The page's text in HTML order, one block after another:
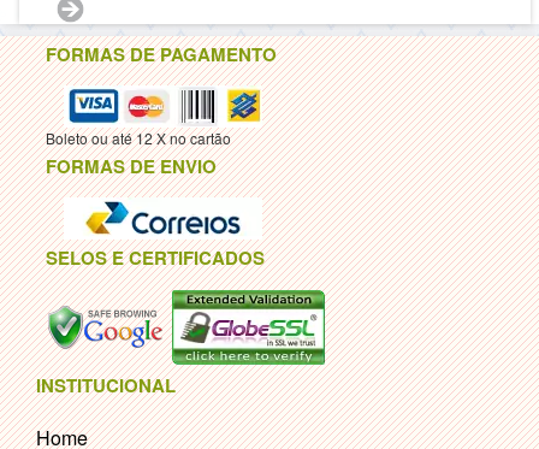
FORMAS DE PAGAMENTO
Boleto ou até 12 X no cartão
FORMAS DE ENVIO
SELOS E CERTIFICADOS
INSTITUCIONAL
Home